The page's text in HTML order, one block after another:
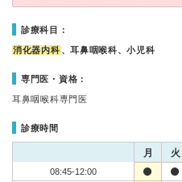
診療科目：
消化器内科 、耳鼻咽喉科、小児科
専門医・資格：
耳鼻咽喉科専門医
診療時間
月 火
08:45-12:00